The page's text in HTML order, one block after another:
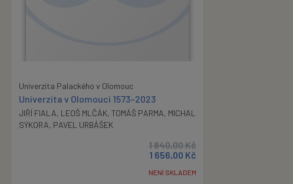
Univerzita Palackého v Olomouc
Univerzita v Olomouci 1573–2023
JIŘÍ FIALA, LEOŠ MLČÁK, TOMÁŠ PARMA, MICHAL
SÝKORA, PAVEL URBÁŠEK
1 840,00Kč
1 656,00 Kč
NENÍ SKLADEM